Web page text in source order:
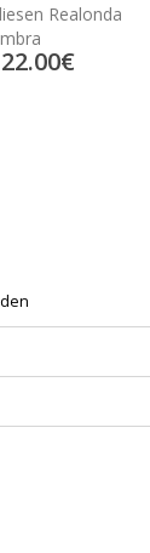
Realonda
22.00€